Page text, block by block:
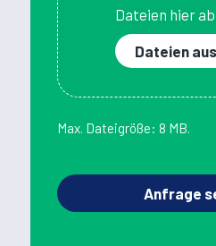
Dateien hier
Dateien
Max. Dateigröße: 8 MB.
Anfrage